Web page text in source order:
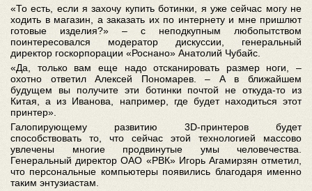
«То есть, если я захочу купить ботинки, я уже сейчас могу не
ходить в магазин, а заказать их по интернету и мне пришлют
готовые изделия?» – с неподкупным любопытством
поинтересовался модератор дискуссии, генеральный
директор госкорпорации «Роснано» Анатолий Чубайс.
«Да, только вам еще надо отсканировать размер ноги, –
охотно ответил Алексей Пономарев. – А в ближайшем
будущем вы получите эти ботинки почтой не откуда-то из
Китая, а из Иванова, например, где будет находиться этот
принтер».
Галопирующему развитию 3D-принтеров будет
способствовать то, что сейчас этой технологией массово
увлечены многие продвинутые умы человечества.
Генеральный директор ОАО «РВК» Игорь Агамирзян отметил,
что персональные компьютеры появились благодаря именно
таким энтузиастам.